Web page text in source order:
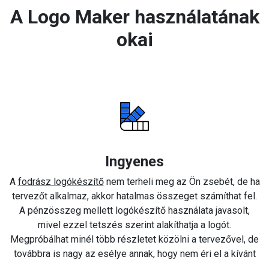
A Logo Maker használatának
okai
Ingyenes
A fodrász logókészítőnem terheli meg az Ön zsebét, de ha
tervezőt alkalmaz, akkor hatalmas összeget számíthat fel.
A pénzösszeg mellett logókészítő használata javasolt,
mivel ezzel tetszés szerint alakíthatja a logót.
Megpróbálhat minél több részletet közölni a tervezővel, de
továbbra is nagy az esélye annak, hogy nem éri el a kívánt